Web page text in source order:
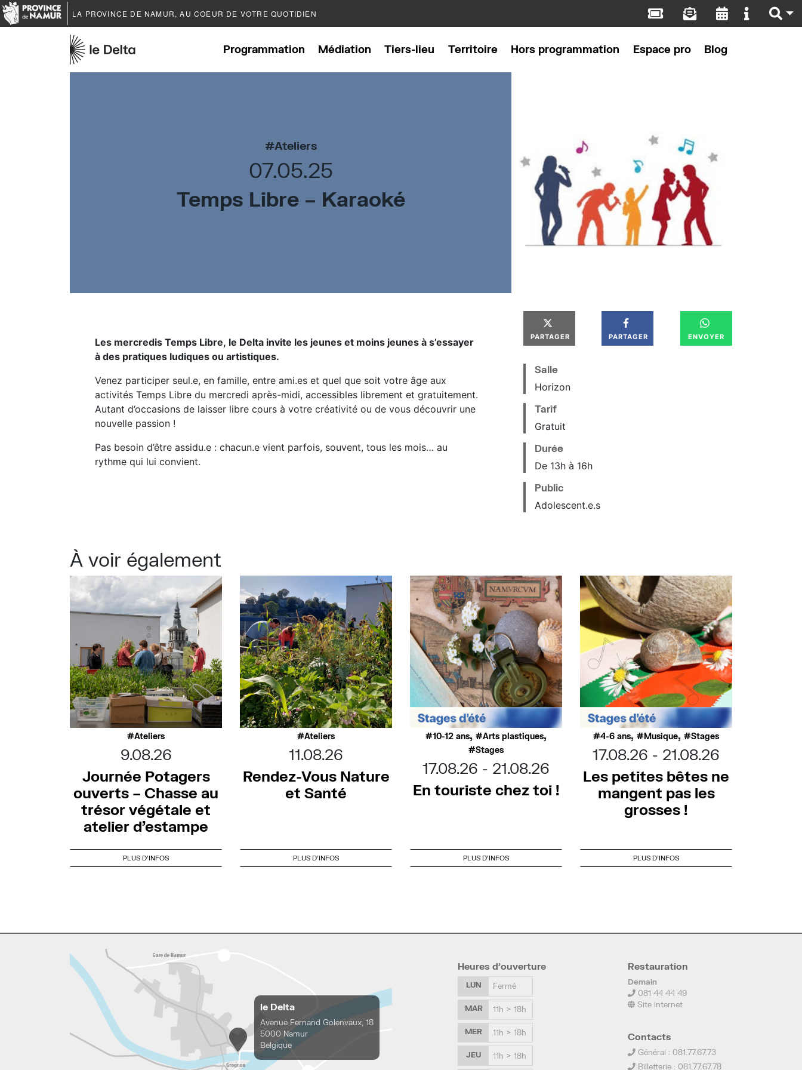
LA PROVINCE DE NAMUR, AU COEUR DE VOTRE QUOTIDIEN
Programmation Médiation Tiers-lieu Territoire Hors programmation Espace pro Blog
Ateliers
07.05.25
Temps Libre – Karaoké
Les mercredis Temps Libre, le Delta invite les jeunes et moins jeunes à s’essayer
à des pratiques ludiques ou artistiques.
Venez participer seul.e, en famille, entre ami.es et quel que soit votre âge aux
activités Temps Libre du mercredi après-midi, accessibles librement et gratuitement.
Autant d’occasions de laisser libre cours à votre créativité ou de vous découvrir une
nouvelle passion !
Pas besoin d’être assidu.e : chacun.e vient parfois, souvent, tous les mois… au
rythme qui lui convient.
PARTAGER PARTAGER ENVOYER
Salle
Horizon
Tarif
Gratuit
Durée
De 13h à 16h
Public
Adolescent.e.s
À voir également
Ateliers
9.08.26
Journée Potagers
ouverts – Chasse au
trésor végétale et
atelier d’estampe
PLUS D'INFOS
Ateliers
11.08.26
Rendez-Vous Nature
et Santé
PLUS D'INFOS
10-12 ans, Arts plastiques,
Stages
17.08.26
21.08.26
En touriste chez toi !
PLUS D'INFOS
4-6 ans, Musique, Stages
17.08.26
21.08.26
Les petites bêtes ne
mangent pas les
grosses !
PLUS D'INFOS
le Delta
Avenue Fernand Golenvaux, 18
5000 Namur
Belgique
Heures d’ouverture
LUN Fermé
MAR 11h > 18h
MER 11h > 18h
JEU 11h > 18h
Restauration
Demain
081 44 44 49
Site internet
Contacts
Général : 081.77.67.73
Billetterie : 081.77.67.78